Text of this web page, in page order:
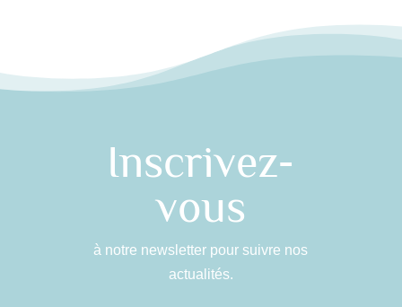
Inscrivez-
vous
à notre newsletter pour suivre nos
actualités.